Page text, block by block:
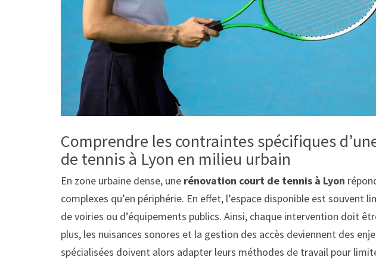
Comprendre les contraintes spécifiques
de tennis à Lyon en milieu urbain
En zone urbaine dense, une rénovation court de tennis à Lyon
complexes qu’en périphérie. En effet, l’espace disponible est souvent
de voiries ou d’équipements publics. Ainsi, chaque intervention doit
plus, les nuisances sonores et la gestion des accès deviennent des
spécialisées doivent alors adapter leurs méthodes de travail pour